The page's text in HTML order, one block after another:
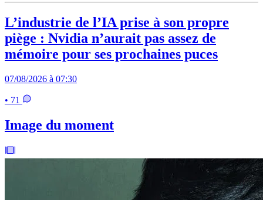
L’industrie de l’IA prise à son propre
piège : Nvidia n’aurait pas assez de
mémoire pour ses prochaines puces
07/08/2026 à 07:30
• 71
Image du moment